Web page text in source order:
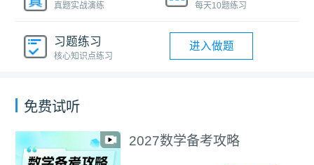
真题实战演练 每天10题练习
习题练习
核心知识点练习
进入做题
免费试听
2027数学备考攻略